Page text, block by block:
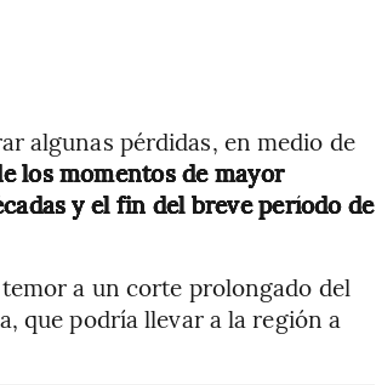
algunas pérdidas, en medio de
los momentos de mayor
y el fin del breve período de
a un corte prolongado del
que podría llevar a la región a